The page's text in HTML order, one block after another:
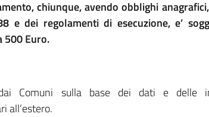
chiunque, avendo obblighi
e dei regolamenti di esecuzione, e’
500 Euro.
Comuni sulla base dei dati e delle
all’estero.